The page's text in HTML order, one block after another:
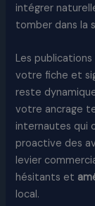
intégrer
tomber dans la
Les
votre fiche et
reste
votre ancrage
internautes qui
proactive des
levier
hésitants et
local.